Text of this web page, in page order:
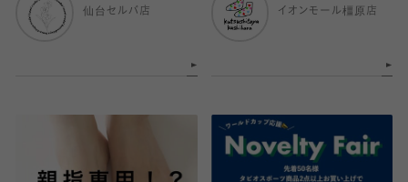
仙台セルバ店
イオンモール橿原店